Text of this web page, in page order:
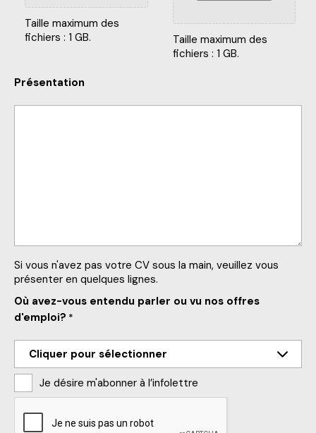
Taille maximum des
fichiers : 1 GB.
Taille maximum des
fichiers : 1 GB.
Présentation
Si vous n'avez pas votre CV sous la main, veuillez vous
présenter en quelques lignes.
Où avez-vous entendu parler ou vu nos offres
d'emploi? *
Je désire m'abonner à l’infolettre